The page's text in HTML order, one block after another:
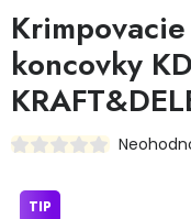
Stavba, dom
Dielňa
Príslušenstvo
koncovky
TIP